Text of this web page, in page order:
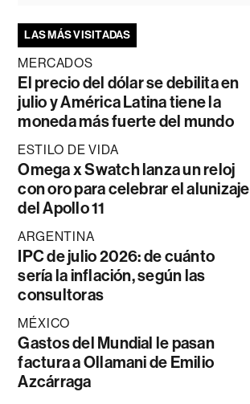
LAS MÁS VISITADAS
MERCADOS
El precio del dólar se debilita en
julio y América Latina tiene la
moneda más fuerte del mundo
ESTILO DE VIDA
Omega x Swatch lanza un reloj
con oro para celebrar el alunizaje
del Apollo 11
ARGENTINA
IPC de julio 2026: de cuánto
sería la inflación, según las
consultoras
MÉXICO
Gastos del Mundial le pasan
factura a Ollamani de Emilio
Azcárraga